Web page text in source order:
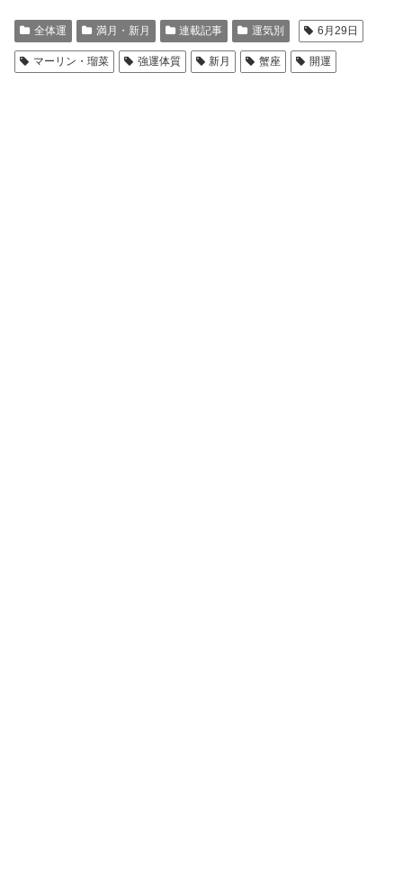
全体運 満月・新月 連載記事 運気別 6月29日
マーリン・瑠菜 強運体質 新月 蟹座 開運